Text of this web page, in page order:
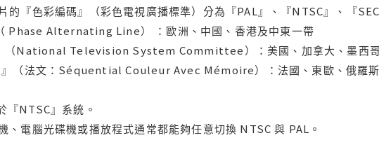
的『色彩編碼』（彩色電視廣播標準）分為『PAL』、『NTSC』、『
Phase Alternating Line） ：歐洲、中國、香港及中東一帶
（National Television System Committee）：美國、加拿大、墨西哥
』（法文：Séquential Couleur Avec Mémoire）：法國、東歐、俄羅
『NTSC』系統。
、電腦光碟機或播放程式通常都能夠任意切換 NTSC 與 PAL。